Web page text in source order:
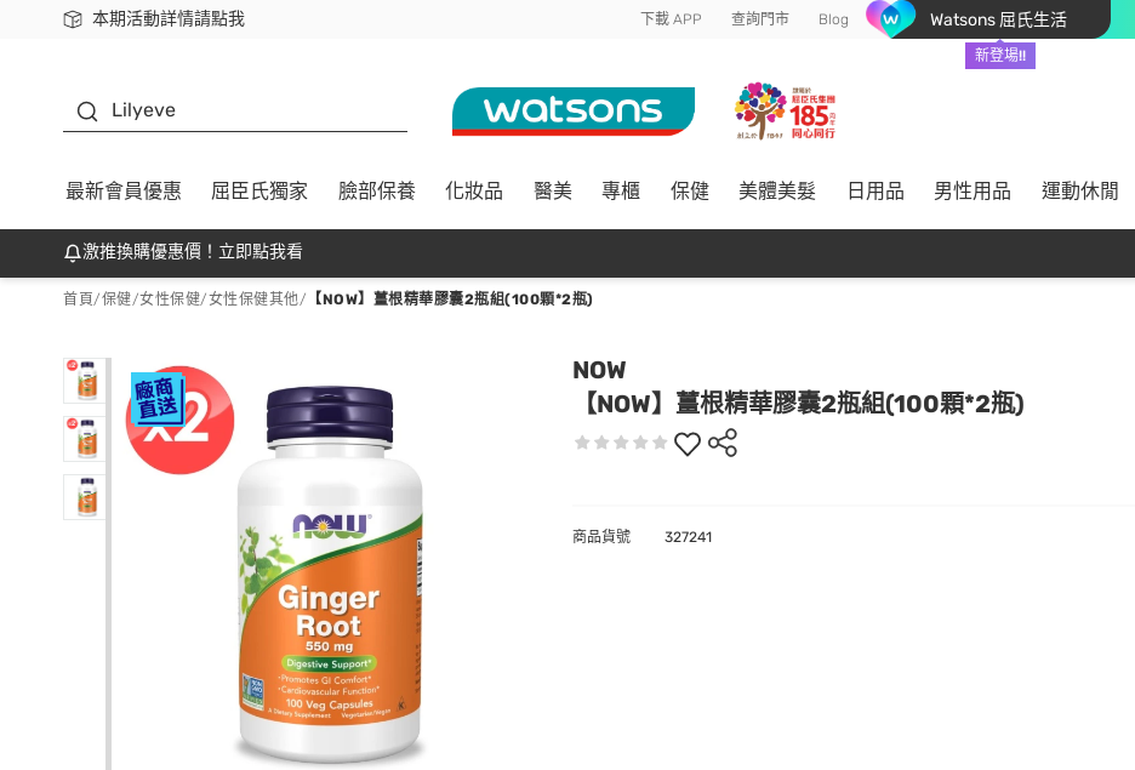
本期活動詳情請點我
下載app最高回饋$350 下載 APP 查詢門市 Blog Watsons 屈氏生活
新登場!!
Lilyeve
最新會員優惠 屈臣氏獨家 臉部保養 化妝品 醫美 專櫃 保健 美體美髮 日用品 男性用品 運動休閒
激推換購優惠價！立即點我看
首頁/保健/女性保健/女性保健其他/ 【NOW】薑根精華膠囊2瓶組(100顆*2瓶)
NOW
【NOW】薑根精華膠囊2瓶組(100顆*2瓶)
商品貨號 327241